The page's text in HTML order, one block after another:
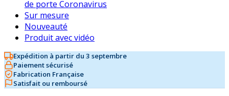
de porte Coronavirus
Sur mesure
Nouveauté
Produit avec vidéo
Expédition à partir du 3 septembre
Paiement sécurisé
Fabrication Française
Satisfait ou remboursé